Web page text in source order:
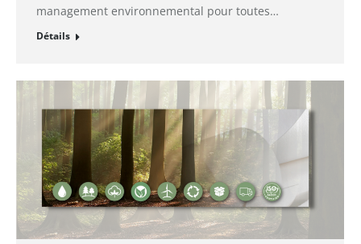
management environnemental pour toutes…
Détails